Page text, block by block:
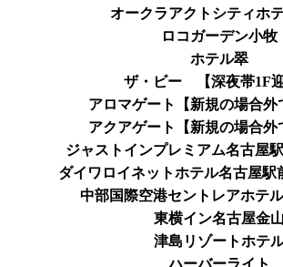
オークラアクトシティホ
ロコガーデン小牧
ホテル翠
ザ・ビー 【深夜帯1F迎
アロマゲート【新規の場合外
アクアゲート【新規の場合外
ジャストインプレミアム名古屋駅
ダイワロイネットホテル名古屋駅
中部国際空港セントレアホテル
東横イン名古屋金山
津島リゾートホテ